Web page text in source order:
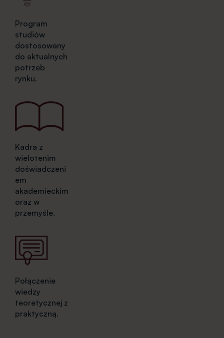
Program
studiów
dostosowany
do aktualnych
potrzeb
rynku.
Kadra z
wielotenim
doświadczeni
em
akademieckim
oraz w
przemyśle.
Połączenie
wiedzy
teoretycznej z
praktyczną.